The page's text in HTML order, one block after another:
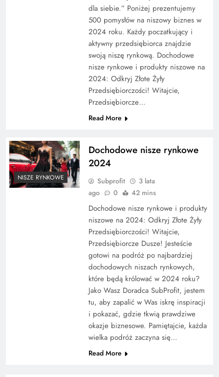
dla siebie.” Poniżej prezentujemy
500 pomysłów na niszowy biznes w
2024 roku. Każdy poczatkujący i
aktywny przedsiębiorca znajdzie
swoją niszę rynkową. Dochodowe
nisze rynkowe i produkty niszowe na
2024: Odkryj Złote Żyły
Przedsiębiorczości! Witajcie,
Przedsiębiorcze…
Read More
NISZE RYNKOWE
Dochodowe nisze rynkowe
2024
Subprofit
3 lata
ago
0 42 mins
Dochodowe nisze rynkowe i produkty
niszowe na 2024: Odkryj Złote Żyły
Przedsiębiorczości! Witajcie,
Przedsiębiorcze Dusze! Jesteście
gotowi na podróż po najbardziej
dochodowych niszach rynkowych,
które będą królować w 2024 roku?
Jako Wasz Doradca SubProfit, jestem
tu, aby zapalić w Was iskrę inspiracji
i pokazać, gdzie tkwią prawdziwe
okazje biznesowe. Pamiętajcie, każda
wielka podróż zaczyna się…
Read More